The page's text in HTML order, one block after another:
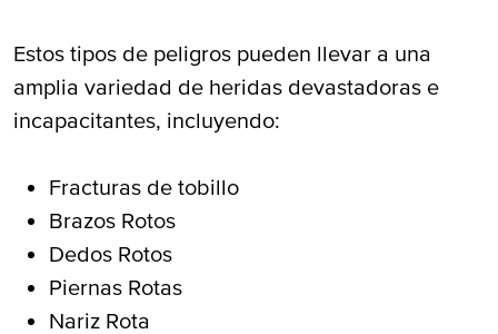
Estos tipos de peligros pueden llevar a una
amplia variedad de heridas devastadoras e
incapacitantes, incluyendo:
Fracturas de tobillo
Brazos Rotos
Dedos Rotos
Piernas Rotas
Nariz Rota